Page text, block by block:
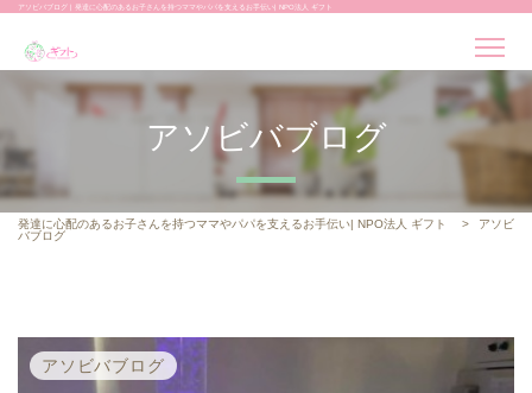
アソビバブログ | 発達に心配のあるお子さんを持つママやパパを支えるお手伝い| NPO法人 ギフト
アソビバブログ
発達に心配のあるお子さんを持つママやパパを支えるお手伝い| NPO法人 ギフト >
アソビ
バブログ
アソビバブログ